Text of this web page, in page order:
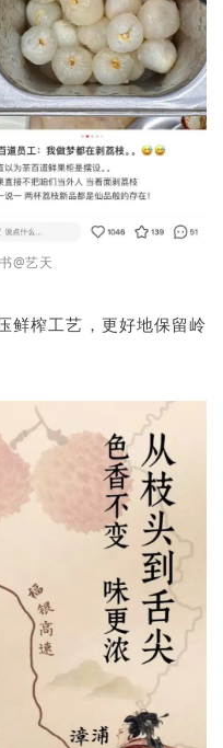
@艺天
鲜榨工艺，更好地保留岭